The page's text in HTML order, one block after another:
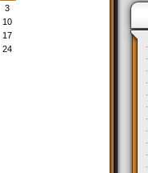
3
10
17
24